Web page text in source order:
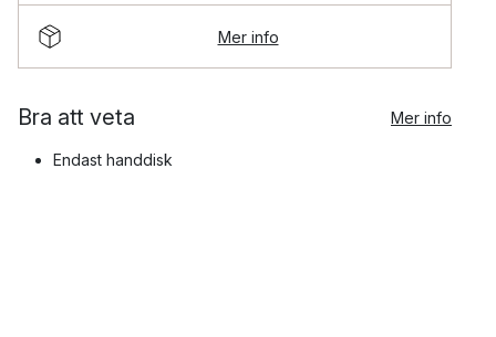
Mer info
Bra att veta Mer info
Endast handdisk